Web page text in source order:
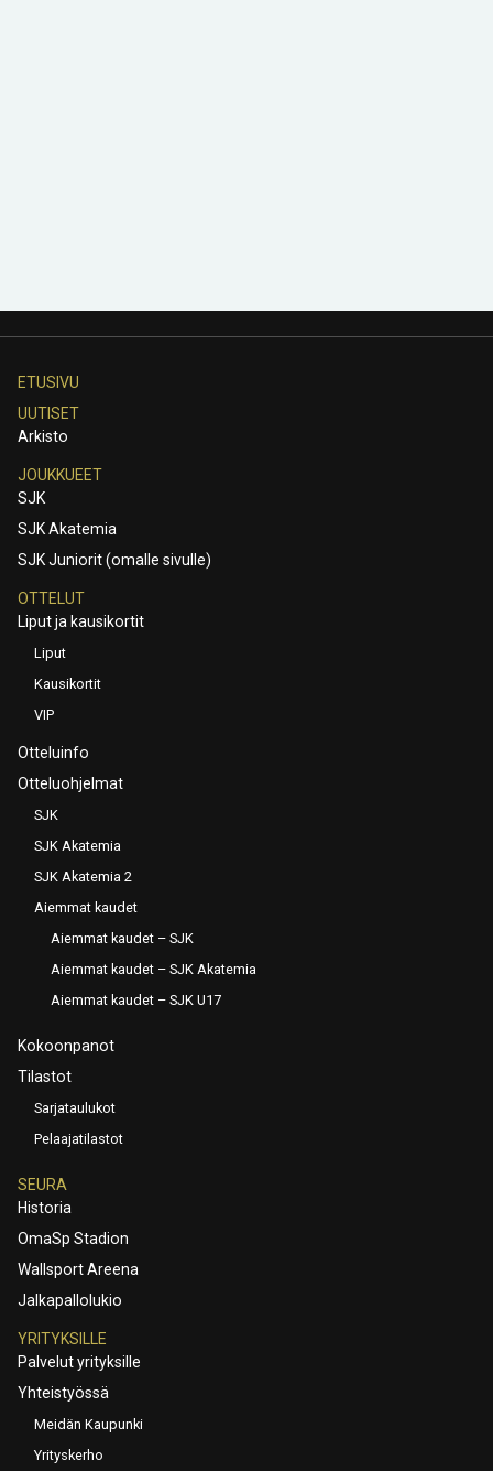
ETUSIVU
UUTISET
Arkisto
JOUKKUEET
SJK
SJK Akatemia
SJK Juniorit (omalle sivulle)
OTTELUT
Liput ja kausikortit
Liput
Kausikortit
VIP
Otteluinfo
Otteluohjelmat
SJK
SJK Akatemia
SJK Akatemia 2
Aiemmat kaudet
Aiemmat kaudet – SJK
Aiemmat kaudet – SJK Akatemia
Aiemmat kaudet – SJK U17
Kokoonpanot
Tilastot
Sarjataulukot
Pelaajatilastot
SEURA
Historia
OmaSp Stadion
Wallsport Areena
Jalkapallolukio
YRITYKSILLE
Palvelut yrityksille
Yhteistyössä
Meidän Kaupunki
Yrityskerho